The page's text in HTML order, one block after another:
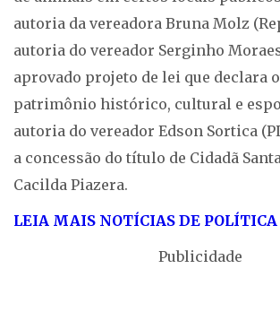
autoria da vereadora Bruna Molz
autoria do vereador Serginho
aprovado projeto de lei que declara
patrimônio histórico, cultural e
autoria do vereador Edson Sortica
a concessão do título de Cidadã
Cacilda Piazera.
LEIA MAIS NOTÍCIAS DE POLÍTICA
Publicidade